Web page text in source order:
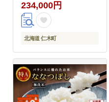
おにぎり お弁当 北海道
産 産地直送 時短 ごは
ん [株式会社 松原米穀]
234,000円
北海道 仁木町